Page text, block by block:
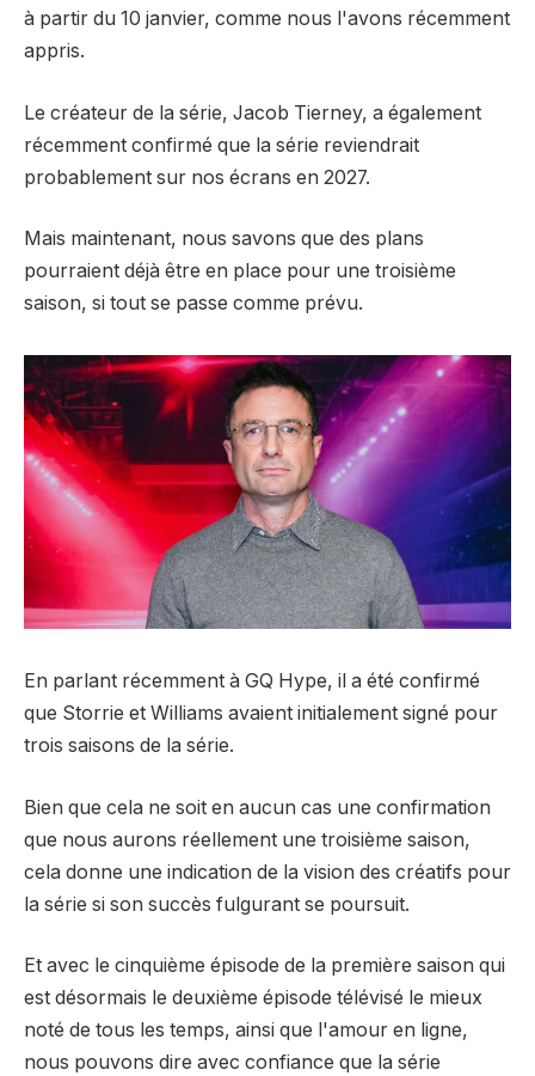
à partir du 10 janvier, comme nous l'avons récemment
appris.
Le créateur de la série, Jacob Tierney, a également
récemment confirmé que la série reviendrait
probablement sur nos écrans en 2027.
Mais maintenant, nous savons que des plans
pourraient déjà être en place pour une troisième
saison, si tout se passe comme prévu.
En parlant récemment à GQ Hype, il a été confirmé
que Storrie et Williams avaient initialement signé pour
trois saisons de la série.
Bien que cela ne soit en aucun cas une confirmation
que nous aurons réellement une troisième saison,
cela donne une indication de la vision des créatifs pour
la série si son succès fulgurant se poursuit.
Et avec le cinquième épisode de la première saison qui
est désormais le deuxième épisode télévisé le mieux
noté de tous les temps, ainsi que l'amour en ligne,
nous pouvons dire avec confiance que la série